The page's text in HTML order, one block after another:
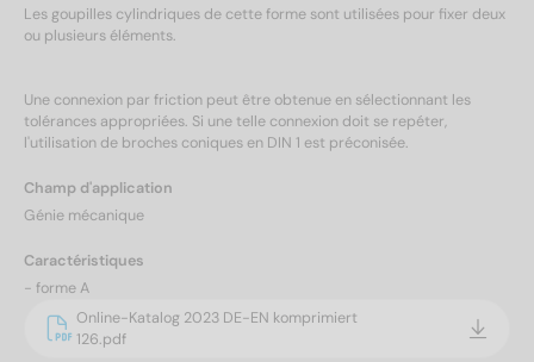
Les goupilles cylindriques de cette forme sont utilisées pour fixer deux
ou plusieurs éléments.
Une connexion par friction peut être obtenue en sélectionnant les
tolérances appropriées. Si une telle connexion doit se repéter,
l'utilisation de broches coniques en DIN 1 est préconisée.
Champ d'application
Génie mécanique
Caractéristiques
- forme A
Online-Katalog 2023 DE-EN komprimiert
126.pdf